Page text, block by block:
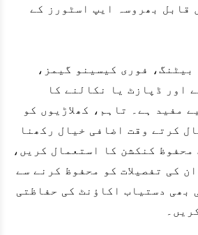
قابل بھروسہ ایپ اسٹورز کے
بیٹنگ، فوری کیسینو گیمز،
اور ڈپازٹ یا نکالنے کا
مفید ہے۔ تاہم، کھلاڑیوں کو
کرتے وقت اضافی خیال رکھنا
کنکشن کا استعمال کریں،
ان کی تفصیلات کو محفوظ کرنے سے
بھی دستیاب اکاؤنٹ کی حفاظتی